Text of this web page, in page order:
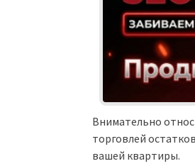
Внимательно
торговлей
вашей квартиры.